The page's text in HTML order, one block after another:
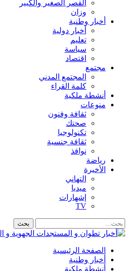
القصر الصغير والكبير
وزان
أخبار وطنية
أخبار دولية
تعليم
سياسة
اقتصاد
مجتمع
المجتمع المدني
كلمة القراء
أنشطة ملكية
منوعات
ثقافة وفنون
صحتك
تكنولوجيا
ثقافة جنسية
نوافذ
رياضة
الأخيرة
التهاني
ميديا
إشهارات
TV
الصفحة الرئيسية
أخبار وطنية
أنشطة ملكية